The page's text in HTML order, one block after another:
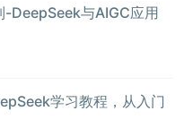
-DeepSeek与AIGC应用
学习教程，从入门